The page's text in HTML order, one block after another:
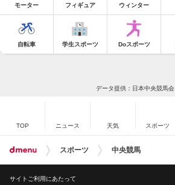
モーター フィギュア ウィンター
自転車 学生スポーツ Doスポーツ
データ提供：日本中央競馬会
TOP ニュース 天気 スポーツ
スポーツ 中央競馬
サイトご利用にあたって